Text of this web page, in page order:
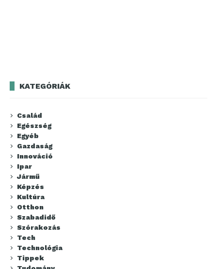
KATEGÓRIÁK
Család
Egészség
Egyéb
Gazdaság
Innováció
Ipar
Jármű
Képzés
Kultúra
Otthon
Szabadidő
Szórakozás
Tech
Technológia
Tippek